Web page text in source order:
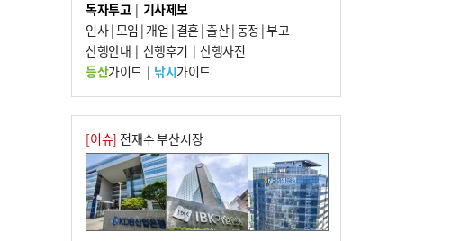
7
부산 주유소 휘발유 평균가 ℓ당 1849원…
전주보다 3원 ↓
8
[속보] ‘심판 성접대’ 논란 축구협회 공식 사
과…“현재는 부적절 행위 없어”
10 "올해 코스피 사이드카 43회 중 25회는 삼
전닉스 ETF 이후 발생"
독자투고| 기사제보
인사|모임 | 개업 | 결혼|출산|동정 |부고
산행안내 | 산행후기 | 산행사진
등산가이드| 낚시가이드
[이슈] 전재수 부산시장